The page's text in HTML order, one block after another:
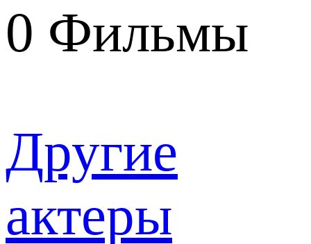
0 Фильмы
Другие
актеры